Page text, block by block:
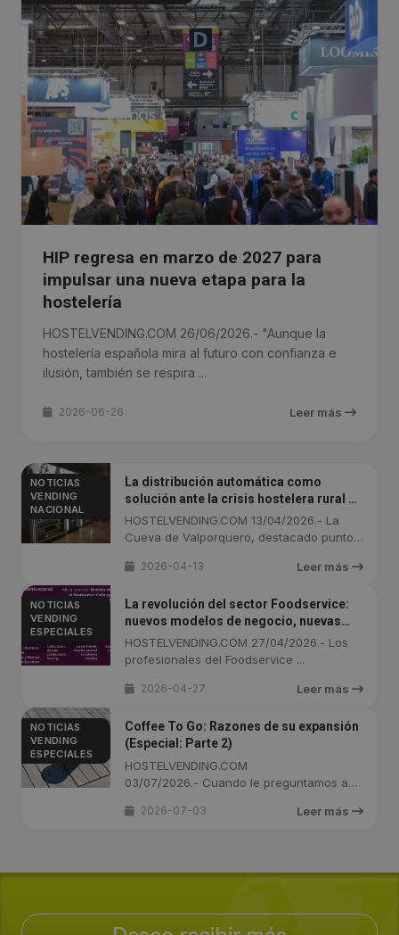
HIP regresa en marzo de 2027 para
impulsar una nueva etapa para la
hostelería
HOSTELVENDING.COM 26/06/2026.- "Aunque la
hostelería española mira al futuro con confianza e
ilusión, también se respira ...
2026-06-26 Leer más
NOTICIAS
VENDING
NACIONAL
La distribución automática como
solución ante la crisis hostelera rural en
la Cueva de Valporquero
HOSTELVENDING.COM 13/04/2026.- La
Cueva de Valporquero, destacado punto
2026-04-13 Leer más
NOTICIAS
VENDING
ESPECIALES
La revolución del sector Foodservice:
nuevos modelos de negocio, nuevas
oportunidades (Especial: Cuarta parte)
HOSTELVENDING.COM 27/04/2026.- Los
profesionales del Foodservice ...
2026-04-27 Leer más
NOTICIAS
VENDING
ESPECIALES
Coffee To Go: Razones de su expansión
(Especial: Parte 2)
HOSTELVENDING.COM
03/07/2026.- Cuando le preguntamos a
2026-07-03 Leer más